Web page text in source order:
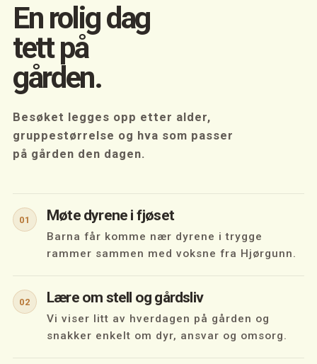
En rolig dag
tett på
gården.
Besøket legges opp etter alder,
gruppestørrelse og hva som passer
på gården den dagen.
01 Møte dyrene i fjøset
Barna får komme nær dyrene i trygge
rammer sammen med voksne fra Hjørgunn.
02 Lære om stell og gårdsliv
Vi viser litt av hverdagen på gården og
snakker enkelt om dyr, ansvar og omsorg.